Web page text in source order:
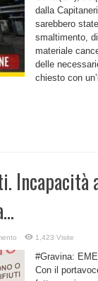
dalla
sarebbero
smaltimento,
materiale
delle
chiesto con
1,423 Visite
#Gravina:
Con il